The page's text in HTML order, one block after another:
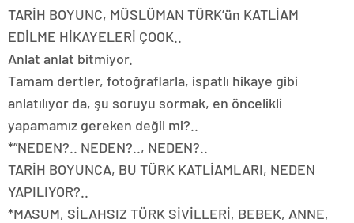
TARİH BOYUNC, MÜSLÜMAN TÜRK’ün KATLİAM
EDİLME HİKAYELERİ ÇOOK..
Anlat anlat bitmiyor.
Tamam dertler, fotoğraflarla, ispatlı hikaye gibi
anlatılıyor da, şu soruyu sormak, en öncelikli
yapamamız gereken değil mi?..
*”NEDEN?.. NEDEN?.., NEDEN?..
TARİH BOYUNCA, BU TÜRK KATLİAMLARI, NEDEN
YAPILIYOR?..
*MASUM, SİLAHSIZ TÜRK SİVİLLERİ, BEBEK, ANNE,